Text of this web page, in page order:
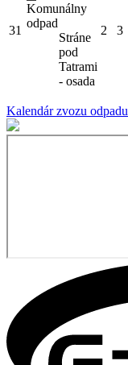
31
Komunálny
odpad
Stráne
pod
Tatrami
- osada
2 3
Kalendár zvozu odpadu